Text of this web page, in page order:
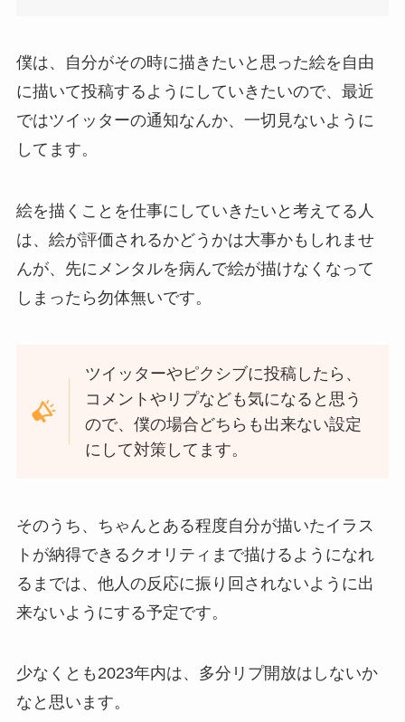
僕は、自分がその時に描きたいと思った絵を自由
に描いて投稿するようにしていきたいので、最近
ではツイッターの通知なんか、一切見ないように
してます。
絵を描くことを仕事にしていきたいと考えてる人
は、絵が評価されるかどうかは大事かもしれませ
んが、先にメンタルを病んで絵が描けなくなって
しまったら勿体無いです。
ツイッターやピクシブに投稿したら、
コメントやリプなども気になると思う
ので、僕の場合どちらも出来ない設定
にして対策してます。
そのうち、ちゃんとある程度自分が描いたイラス
トが納得できるクオリティまで描けるようになれ
るまでは、他人の反応に振り回されないように出
来ないようにする予定です。
少なくとも2023年内は、多分リプ開放はしないか
なと思います。